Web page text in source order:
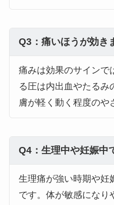
Q3：痛いほうが効き
痛みは効果のサインで
る圧は内出血やたるみ
膚が軽く動く程度のや
Q4：生理中や妊娠中
生理痛が強い時期や妊
です。体が敏感になり